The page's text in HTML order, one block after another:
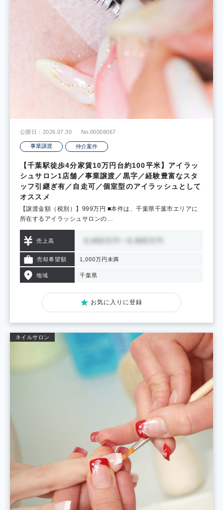
公開日：2026.07.30 No.00008067
事業譲渡 仲介案件
【千葉駅徒歩4分家賃10万円台約100平米】アイラッ
シュサロン1店舗／事業譲渡／黒字／経験豊富なスタ
ッフ引継ぎ有／自走可／個室型のアイラッシュとして
オススメ
【譲渡金額（税別）】999万円 ■本件は、千葉県千葉市エリアに
所在するアイラッシュサロンの…
売上高
売却希望額 1,000万円未満
地域 千葉県
お気に入りに登録
ネイルサロン